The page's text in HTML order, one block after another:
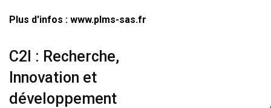
Plus d'infos : www.plms-sas.fr
C2I : Recherche,
Innovation et
développement